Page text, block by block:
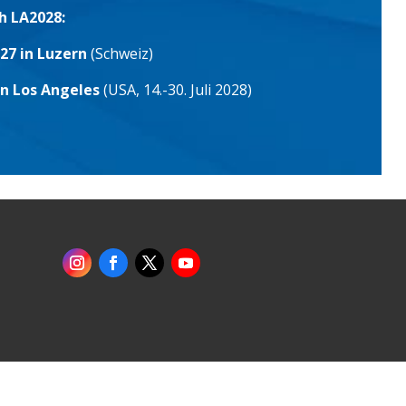
LA2028:
in Luzern (Schweiz)
Los Angeles(USA, 14.-30. Juli 2028)